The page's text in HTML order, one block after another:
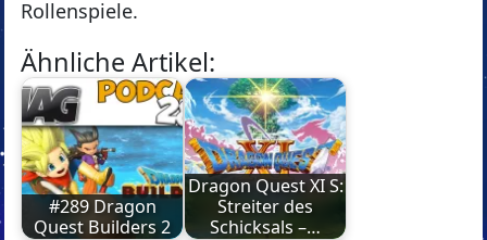
Rollenspiele.
Ähnliche Artikel:
#289 Dragon
Quest Builders 2
Dragon Quest XI S:
Streiter des
Schicksals –…